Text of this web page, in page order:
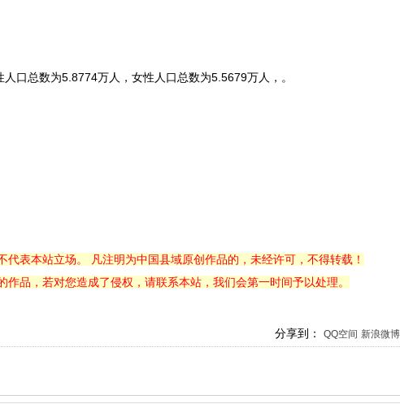
口总数为5.8774万人，女性人口总数为5.5679万人，。
代表本站立场。 凡注明为中国县域原创作品的，未经许可，不得转载！
品，若对您造成了侵权，请联系本站，我们会第一时间予以处理。
分享到： QQ空间 新浪微博